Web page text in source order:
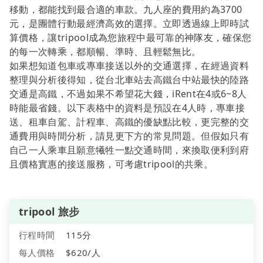
移動，都能找到最合適的車款。九人座的費用約為3700
元，是團體行動最經濟高效的選擇。立即透過線上即時試
算價格，讓tripool成為您旅程中最可靠的神隊友，確保您
的每一次轉乘，都順暢、準時、且輕鬆無比。
如果想知道包車或專車接送以外的交通選擇，在經過資料
整理與分析後得知，從台北車站去高鐵台中站最快的陸路
交通是高鐵，不過如果不希望花大錢，iRent在4或6~8人
時能最省錢。以下表格中的資料是預設在4人時，專車接
送、租車自駕、計程車、高鐵的優缺點比較，更完整的交
通費用與時間分析，請見更下方的常見問題。但假如只有
自己一人乘車且願意犧牲一點交通時間，來換取便利到府
且價格實惠的接送服務，可考慮tripool的共乘。
tripool 旅步
行程時間
115分
每人價格
$620/人